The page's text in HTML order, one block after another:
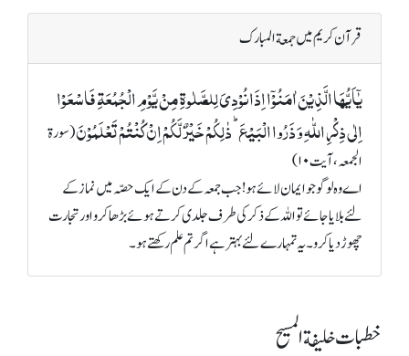
قرآن کریم میں جمعة المبارک
یٰۤاَیُّہَا الَّذِیۡنَ اٰمَنُوۡۤا اِذَا نُوۡدِیَ لِلصَّلٰوۃِ مِنۡ یَّوۡمِ الۡجُمُعَۃِ فَاسۡعَوۡا
اِلٰی ذِکۡرِ اللّٰہِ وَ ذَرُوا الۡبَیۡعَ ؕ ذٰلِکُمۡ خَیۡرٌ لَّکُمۡ اِنۡ کُنۡتُمۡ تَعۡلَمُوۡنَ(سورة
الجمعہ، آیت ۱۰)
اے وہ لوگو جو ایمان لائے ہو! جب جمعہ کے دن کے ایک حصّہ میں نماز کے
لئے بلایا جائے تو اللہ کے ذکر کی طرف جلدی کرتے ہوئے بڑھا کرو اور تجارت
چھوڑ دیا کرو۔ یہ تمہارے لئے بہتر ہے اگر تم علم رکھتے ہو۔
خطبات خلیفة المسیح